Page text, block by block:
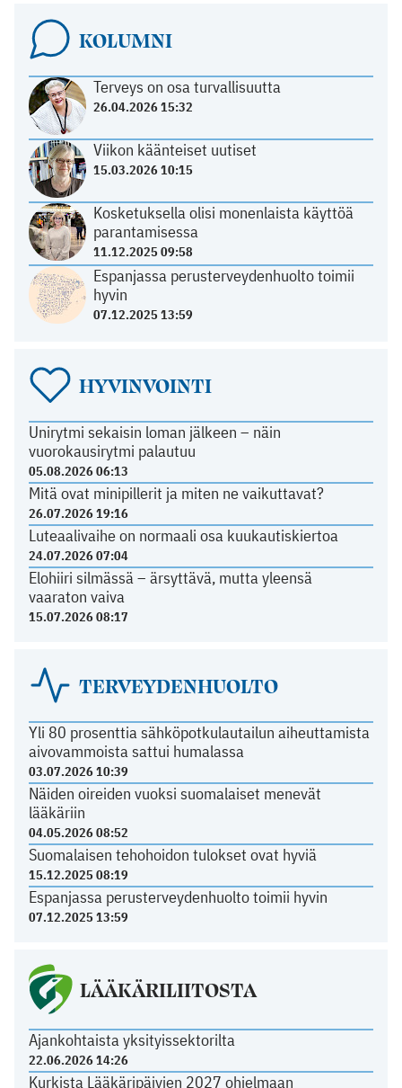
KOLUMNI
Terveys on osa turvallisuutta
26.04.2026 15:32
Viikon käänteiset uutiset
15.03.2026 10:15
Kosketuksella olisi monenlaista käyttöä
parantamisessa
11.12.2025 09:58
Espanjassa perusterveydenhuolto toimii
hyvin
07.12.2025 13:59
HYVINVOINTI
Unirytmi sekaisin loman jälkeen – näin
vuorokausirytmi palautuu
05.08.2026 06:13
Mitä ovat minipillerit ja miten ne vaikuttavat?
26.07.2026 19:16
Luteaalivaihe on normaali osa kuukautiskiertoa
24.07.2026 07:04
Elohiiri silmässä – ärsyttävä, mutta yleensä
vaaraton vaiva
15.07.2026 08:17
TERVEYDENHUOLTO
Yli 80 prosenttia sähköpotkulautailun aiheuttamista
aivovammoista sattui humalassa
03.07.2026 10:39
Näiden oireiden vuoksi suomalaiset menevät
lääkäriin
04.05.2026 08:52
Suomalaisen tehohoidon tulokset ovat hyviä
15.12.2025 08:19
Espanjassa perusterveydenhuolto toimii hyvin
07.12.2025 13:59
LÄÄKÄRILIITOSTA
Ajankohtaista yksityissektorilta
22.06.2026 14:26
Kurkista Lääkäripäivien 2027 ohjelmaan